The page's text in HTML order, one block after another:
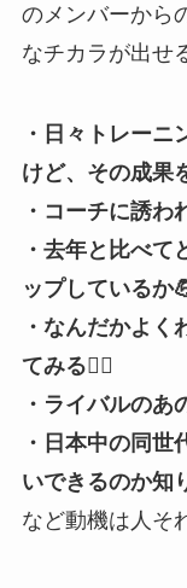
のメンバーから
なチカラが出せ
・日々トレーニ
けど、その成果
・コーチに誘わ
・去年と比べて
ップしているか
・なんだかよく
てみる🏋️‍♀️
・ライバルのあ
・日本中の同世
いできるのか知
など動機は人そ